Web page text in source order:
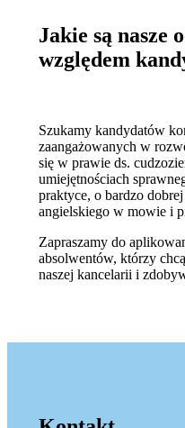
Jakie są nasze
względem
Szukamy kandydatów
zaangażowanych w
się w prawie ds.
umiejętnościach
praktyce, o bardzo
angielskiego w mowie i
Zapraszamy do
absolwentów, którzy
naszej kancelarii i